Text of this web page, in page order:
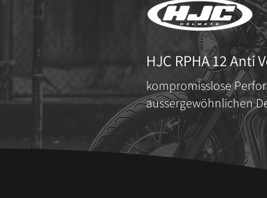
HJC RPHA 12 Anti
kompromisslose
aussergewöhnlichen